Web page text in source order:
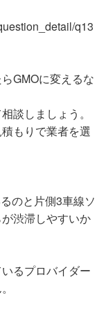
q13
GMOに変えるな
談しましょう。
もりで業者を選
のと片側3車線ソ
渋滞しやすいか
るプロバイダー